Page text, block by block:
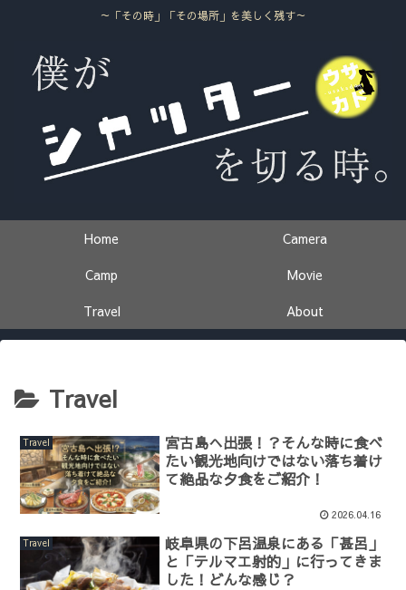
～「その時」「その場所」を美しく残す～
Home
Camera
Camp
Movie
Travel
About
Travel
Travel
宮古島へ出張！？そんな時に食べ
たい観光地向けではない落ち着け
て絶品な夕食をご紹介！
2026.04.16
Travel
岐阜県の下呂温泉にある「甚呂」
と「テルマエ射的」に行ってきま
した！どんな感じ？